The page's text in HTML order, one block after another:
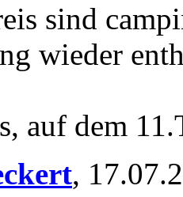
sind
wieder
auf dem
,